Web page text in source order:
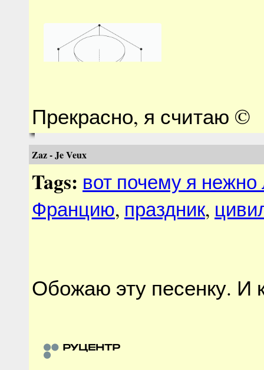
Прекрасно, я считаю ©
Zaz - Je Veux
Tags: вот почему я
Францию, праздник,
Обожаю эту песенку. И